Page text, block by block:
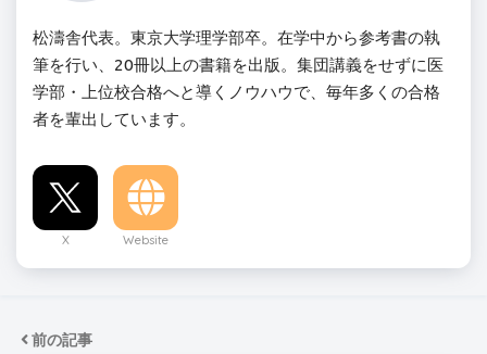
松濤舎代表。東京大学理学部卒。在学中から参考書の執
筆を行い、20冊以上の書籍を出版。集団講義をせずに医
学部・上位校合格へと導くノウハウで、毎年多くの合格
者を輩出しています。
X Website
前の記事